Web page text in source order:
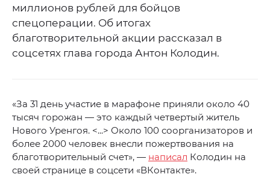
миллионов рублей для бойцов
спецоперации. Об итогах
благотворительной акции рассказал в
соцсетях глава города Антон Колодин.
«За 31 день участие в марафоне приняли около 40
тысяч горожан — это каждый четвертый житель
Нового Уренгоя. <...> Около 100 соорганизаторов и
более 2000 человек внесли пожертвования на
благотворительный счет», — написал Колодин на
своей странице в соцсети «ВКонтакте».